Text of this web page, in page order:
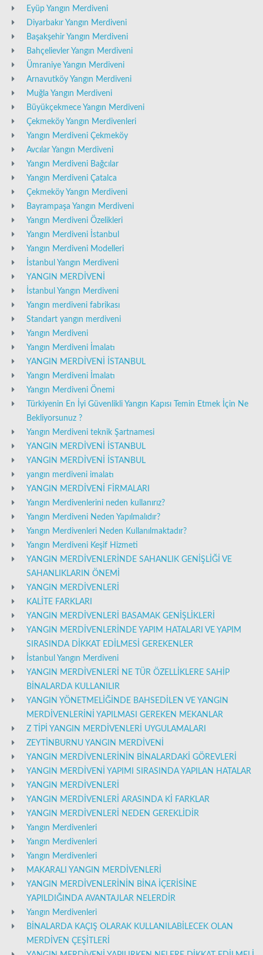
Eyüp Yangın Merdiveni
Diyarbakır Yangın Merdiveni
Başakşehir Yangın Merdiveni
Bahçelievler Yangın Merdiveni
Ümraniye Yangın Merdiveni
Arnavutköy Yangın Merdiveni
Muğla Yangın Merdiveni
Büyükçekmece Yangın Merdiveni
Çekmeköy Yangın Merdivenleri
Yangın Merdiveni Çekmeköy
Avcılar Yangın Merdiveni
Yangın Merdiveni Bağcılar
Yangın Merdiveni Çatalca
Çekmeköy Yangın Merdiveni
Bayrampaşa Yangın Merdiveni
Yangın Merdiveni Özelikleri
Yangın Merdiveni İstanbul
Yangın Merdiveni Modelleri
İstanbul Yangın Merdiveni
YANGIN MERDİVENİ
İstanbul Yangın Merdiveni
Yangın merdiveni fabrikası
Standart yangın merdiveni
Yangın Merdiveni
Yangın Merdiveni İmalatı
YANGIN MERDİVENİ İSTANBUL
Yangın Merdiveni İmalatı
Yangın Merdiveni Önemi
Türkiyenin En İyi Güvenlikli Yangın Kapısı Temin Etmek İçin Ne
Bekliyorsunuz ?
Yangın Merdiveni teknik Şartnamesi
YANGIN MERDİVENİ İSTANBUL
YANGIN MERDİVENİ İSTANBUL
yangın merdiveni imalatı
YANGIN MERDİVENİ FİRMALARI
Yangın Merdivenlerini neden kullanırız?
Yangın Merdiveni Neden Yapılmalıdır?
Yangın Merdivenleri Neden Kullanılmaktadır?
Yangın Merdiveni Keşif Hizmeti
YANGIN MERDİVENLERİNDE SAHANLIK GENİŞLİĞİ VE
SAHANLIKLARIN ÖNEMİ
YANGIN MERDİVENLERİ
KALİTE FARKLARI
YANGIN MERDİVENLERİ BASAMAK GENİŞLİKLERİ
YANGIN MERDİVENLERİNDE YAPIM HATALARI VE YAPIM
SIRASINDA DİKKAT EDİLMESİ GEREKENLER
İstanbul Yangın Merdiveni
YANGIN MERDİVENLERİ NE TÜR ÖZELLİKLERE SAHİP
BİNALARDA KULLANILIR
YANGIN YÖNETMELİĞİNDE BAHSEDİLEN VE YANGIN
MERDİVENLERİNİ YAPILMASI GEREKEN MEKANLAR
Z TİPİ YANGIN MERDİVENLERİ UYGULAMALARI
ZEYTİNBURNU YANGIN MERDİVENİ
YANGIN MERDİVENLERİNİN BİNALARDAKİ GÖREVLERİ
YANGIN MERDİVENİ YAPIMI SIRASINDA YAPILAN HATALAR
YANGIN MERDİVENLERİ
YANGIN MERDİVENLERİ ARASINDA Kİ FARKLAR
YANGIN MERDİVENLERİ NEDEN GEREKLİDİR
Yangın Merdivenleri
Yangın Merdivenleri
Yangın Merdivenleri
MAKARALI YANGIN MERDİVENLERİ
YANGIN MERDİVENLERİNİN BİNA İÇERİSİNE
YAPILDIĞINDA AVANTAJLAR NELERDİR
Yangın Merdivenleri
BİNALARDA KAÇIŞ OLARAK KULLANILABİLECEK OLAN
MERDİVEN ÇEŞİTLERİ